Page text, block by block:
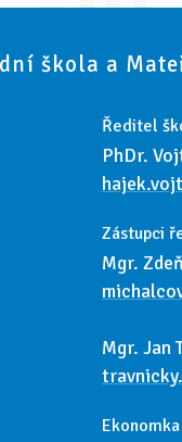
škola a
Ředitel
PhDr.
Zástupci
Mgr.
Mgr. Jan